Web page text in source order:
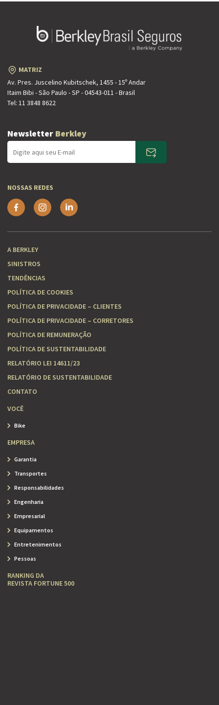
MATRIZ
Av. Pres. Juscelino Kubitschek, 1455 - 15º Andar
Itaim Bibi - São Paulo - SP - 04543-011 - Brasil
Tel: 11 3848 8622
Newsletter Berkley
NOSSAS REDES
A BERKLEY
SINISTROS
TENDÊNCIAS
POLÍTICA DE COOKIES
POLÍTICA DE PRIVACIDADE – CLIENTES
POLÍTICA DE PRIVACIDADE – CORRETORES
POLÍTICA DE REMUNERAÇÃO
POLÍTICA DE SUSTENTABILIDADE
RELATÓRIO LEI 14611/23
RELATÓRIO DE SUSTENTABILIDADE
CONTATO
VOCÊ
Bike
EMPRESA
Garantia
Transportes
Responsabilidades
Engenharia
Empresarial
Equipamentos
Entretenimentos
Pessoas
RANKING DA
REVISTA FORTUNE 500